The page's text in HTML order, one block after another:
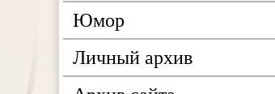
Юмор
Личный архив